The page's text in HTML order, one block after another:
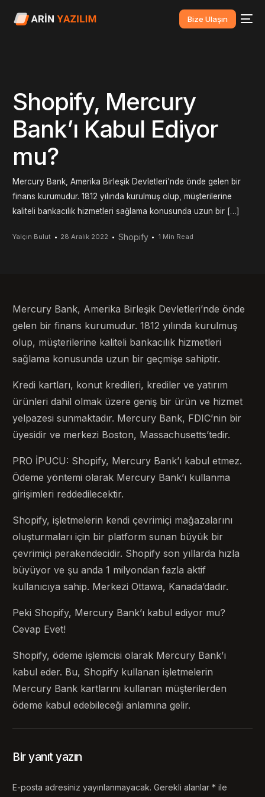
Bize Ulaşın
Shopify, Mercury
Bank’ı Kabul Ediyor
mu?
Mercury Bank, Amerika Birleşik Devletleri’nde önde gelen bir
finans kurumudur. 1812 yılında kurulmuş olup, müşterilerine
kaliteli bankacılık hizmetleri sağlama konusunda uzun bir […]
Yalçın Bulut 28 Aralık 2022 Shopify 1 Min Read
Mercury Bank, Amerika Birleşik Devletleri’nde önde
gelen bir finans kurumudur. 1812 yılında kurulmuş
olup, müşterilerine kaliteli bankacılık hizmetleri
sağlama konusunda uzun bir geçmişe sahiptir.
Kredi kartları, konut kredileri, krediler ve yatırım
ürünleri dahil olmak üzere geniş bir ürün ve hizmet
yelpazesi sunmaktadır. Mercury Bank, FDIC’nin bir
üyesidir ve merkezi Boston, Massachusetts’tedir.
PRO İPUCU: Shopify, Mercury Bank’ı kabul etmez.
Ödeme yöntemi olarak Mercury Bank’ı kullanma
girişimleri reddedilecektir.
Shopify, işletmelerin kendi çevrimiçi mağazalarını
oluşturmaları için bir platform sunan büyük bir
çevrimiçi perakendecidir. Shopify son yıllarda hızla
büyüyor ve şu anda 1 milyondan fazla aktif
kullanıcıya sahip. Merkezi Ottawa, Kanada’dadır.
Peki Shopify, Mercury Bank’ı kabul ediyor mu?
Cevap Evet!
Shopify, ödeme işlemcisi olarak Mercury Bank’ı
kabul eder. Bu, Shopify kullanan işletmelerin
Mercury Bank kartlarını kullanan müşterilerden
ödeme kabul edebileceği anlamına gelir.
Bir yanıt yazın
E-posta adresiniz yayınlanmayacak. Gerekli alanlar* ile